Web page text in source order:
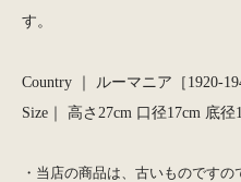
す。
Country ｜ ルーマニア［1920-
Size｜ 高さ27cm 口径17cm 底径
・当店の商品は、古いものです